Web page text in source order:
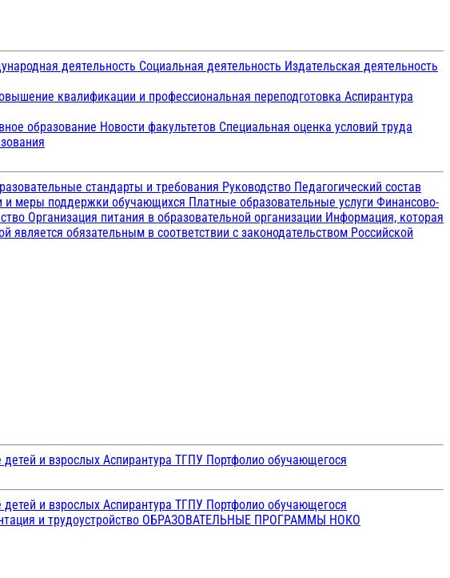
деятельность Социальная деятельность Издательская деятельность
квалификации и профессиональная переподготовка Аспирантура
образование Новости факультетов Специальная оценка условий труда
стандарты и требования Руководство Педагогический состав
и меры поддержки обучающихся Платные образовательные услуги Финансово-
Организация питания в образовательной организации Информация, которая
обязательным в соответствии с законодательством Российской
и взрослых Аспирантура ТГПУ Портфолио обучающегося
и взрослых Аспирантура ТГПУ Портфолио обучающегося
и трудоустройство ОБРАЗОВАТЕЛЬНЫЕ ПРОГРАММЫ НОКО